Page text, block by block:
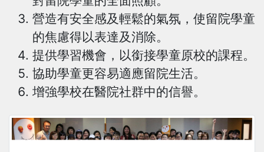
營造有安全感及輕鬆的氣氛，使留院學童
的焦慮得以表達及消除。
提供學習機會，以銜接學童原校的課程。
協助學童更容易適應留院生活。
增強學校在醫院社群中的信譽。